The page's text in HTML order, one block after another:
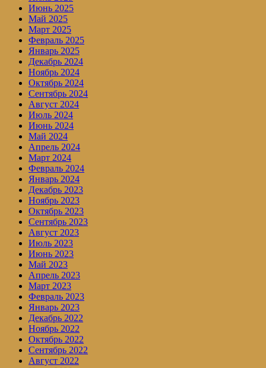
Июнь 2025
Май 2025
Март 2025
Февраль 2025
Январь 2025
Декабрь 2024
Ноябрь 2024
Октябрь 2024
Сентябрь 2024
Август 2024
Июль 2024
Июнь 2024
Май 2024
Апрель 2024
Март 2024
Февраль 2024
Январь 2024
Декабрь 2023
Ноябрь 2023
Октябрь 2023
Сентябрь 2023
Август 2023
Июль 2023
Июнь 2023
Май 2023
Апрель 2023
Март 2023
Февраль 2023
Январь 2023
Декабрь 2022
Ноябрь 2022
Октябрь 2022
Сентябрь 2022
Август 2022